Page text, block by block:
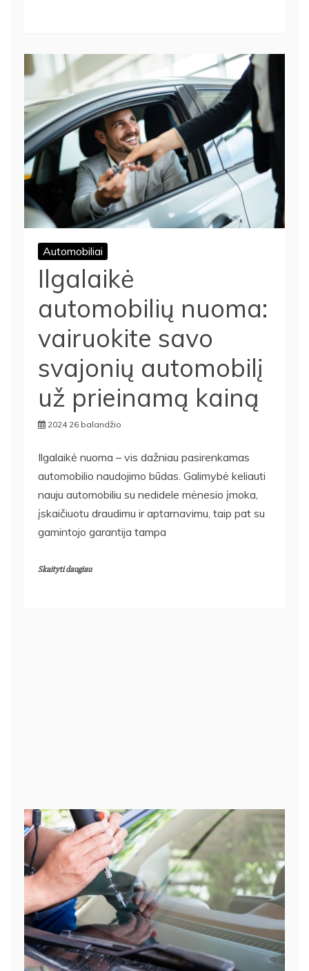
Automobiliai
Ilgalaikė
automobilių nuoma:
vairuokite savo
svajonių automobilį
už prieinamą kainą
2024 26 balandžio
Ilgalaikė nuoma – vis dažniau pasirenkamas
automobilio naudojimo būdas. Galimybė keliauti
nauju automobiliu su nedidele mėnesio įmoka,
įskaičiuotu draudimu ir aptarnavimu, taip pat su
gamintojo garantija tampa
Skaityti daugiau